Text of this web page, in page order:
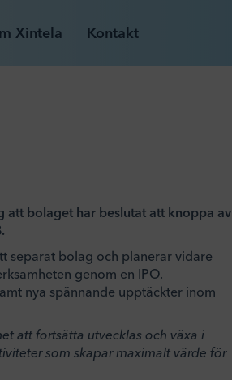
Xintela Kontakt
att bolaget har beslutat att knoppa av
separat bolag och planerar vidare
genom en IPO.
nya spännande upptäckter inom
att fortsätta utvecklas och växa i
som skapar maximalt värde för